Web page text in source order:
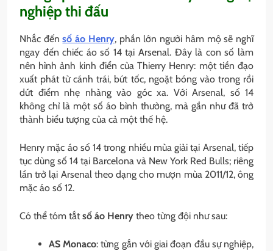
nghiệp thi đấu
Nhắc đếnsố áo Henry, phần lớn người hâm mộ sẽ nghĩ
ngay đến chiếc áo số 14 tại Arsenal. Đây là con số làm
nên hình ảnh kinh điển của Thierry Henry: một tiền đạo
xuất phát từ cánh trái, bứt tốc, ngoặt bóng vào trong rồi
dứt điểm nhẹ nhàng vào góc xa. Với Arsenal, số 14
không chỉ là một số áo bình thường, mà gần như đã trở
thành biểu tượng của cả một thế hệ.
Henry mặc áo số 14 trong nhiều mùa giải tại Arsenal, tiếp
tục dùng số 14 tại Barcelona và New York Red Bulls; riêng
lần trở lại Arsenal theo dạng cho mượn mùa 2011/12, ông
mặc áo số 12.
Có thể tóm tắt số áo Henry theo từng đội như sau:
AS Monaco: từng gắn với giai đoạn đầu sự nghiệp,